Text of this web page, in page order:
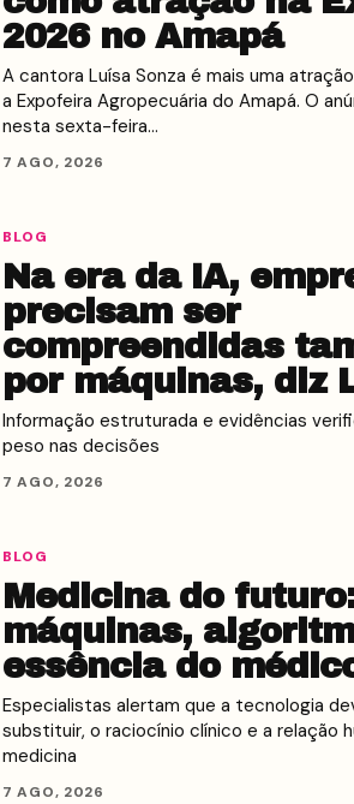
2026 no Amapá
A cantora Luísa Sonza é mais uma
a Expofeira Agropecuária do Amapá. O
nesta sexta-feira…
7 AGO, 2026
BLOG
Na era da IA,
precisam ser
compreendidas
por máquinas, diz
Informação estruturada e evidências
peso nas decisões
7 AGO, 2026
BLOG
Medicina do
máquinas,
essência do
Especialistas alertam que a tecnologia
substituir, o raciocínio clínico e a relação
medicina
7 AGO, 2026